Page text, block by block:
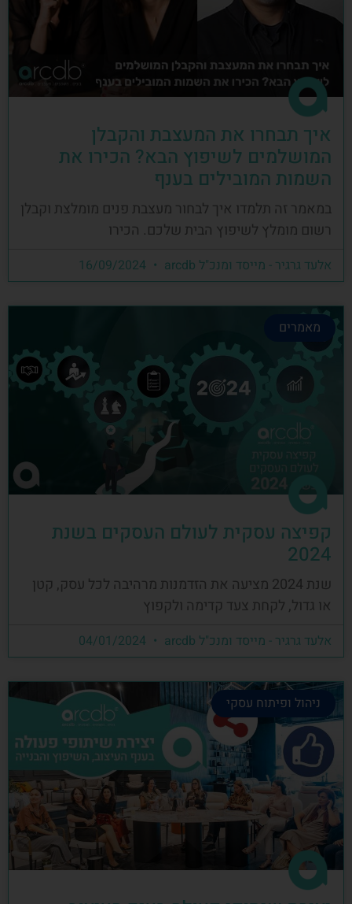
איך תבחרו את המעצבת והקבלן
המושלמים לשיפוץ הבא? הכירו את
השמות המובילים בענף
במאמר זה תלמדו איך לבחור מעצבת פנים מומלצת וקבלן
רשום מומלץ לשיפוץ הבית שלכם. הכירו
אלעד גרגיר - מייסד ומנכ"ל arcdb
מאמרים
קפיצה עסקית לעולם העסקים בשנת
2024
שנת 2024 מציעה את הזדמנות מרהיבה לכל עסק, קטן
או גדול, לקחת צעד קדימה ולקפוץ
אלעד גרגיר - מייסד ומנכ"ל arcdb
ניהול ופיתוח עסקי